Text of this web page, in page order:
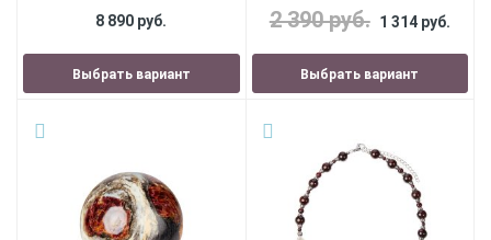
8 890 руб.
Выбрать вариант
2 390 руб. 1 314 руб.
Выбрать вариант